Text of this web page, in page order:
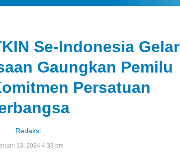
Se-Indonesia Gelar
Gaungkan Pemilu
Persatuan
Redaksi
13, 2024 4:33 pm